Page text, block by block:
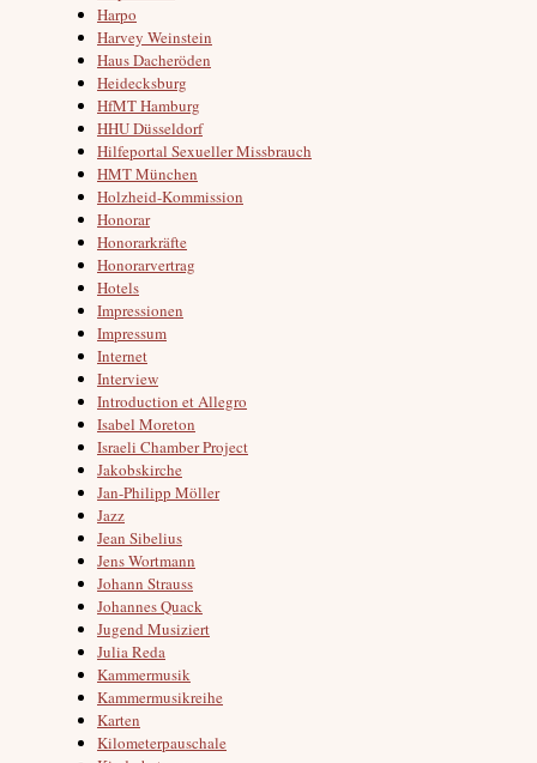
Harpo
Harvey Weinstein
Haus Dacheröden
Heidecksburg
HfMT Hamburg
HHU Düsseldorf
Hilfeportal Sexueller Missbrauch
HMT München
Holzheid-Kommission
Honorar
Honorarkräfte
Honorarvertrag
Hotels
Impressionen
Impressum
Internet
Interview
Introduction et Allegro
Isabel Moreton
Israeli Chamber Project
Jakobskirche
Jan-Philipp Möller
Jazz
Jean Sibelius
Jens Wortmann
Johann Strauss
Johannes Quack
Jugend Musiziert
Julia Reda
Kammermusik
Kammermusikreihe
Karten
Kilometerpauschale